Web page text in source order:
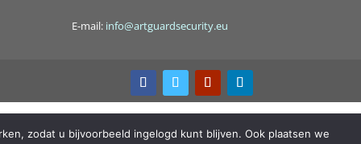
E-mail: info@artguardsecurity.eu
zodat u bijvoorbeeld ingelogd kunt blijven. Ook plaatsen we